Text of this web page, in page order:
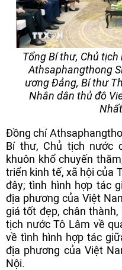
Tổng Bí thư, Chủ
Athsaphangthong
ương Đảng, Bí thư
Nhân dân thủ đô
Đồng chí
Bí thư, Chủ tịch nước
khuôn khổ chuyến
triển kinh tế, xã hội của
đây; tình hình hợp tác
địa phương của Việt
giá tốt đẹp, chân
tịch nước Tô Lâm về
về tình hình hợp tác
địa phương của Việt
Nội.